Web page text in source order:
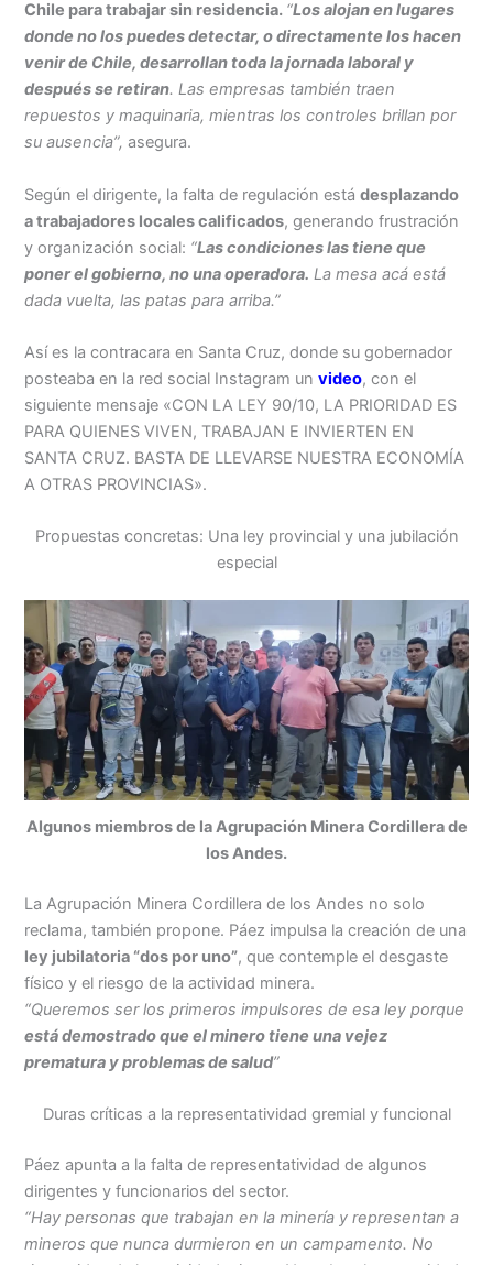
Chile para trabajar sin residencia. “Los alojan en lugares
donde no los puedes detectar, o directamente los hacen
venir de Chile, desarrollan toda la jornada laboral y
después se retiran. Las empresas también traen
repuestos y maquinaria, mientras los controles brillan por
su ausencia”,asegura.
Según el dirigente, la falta de regulación estádesplazando
a trabajadores locales calificados, generando frustración
y organización social: “Las condiciones las tiene que
poner el gobierno, no una operadora. La mesa acá está
dada vuelta, las patas para arriba.”
Así es la contracara en Santa Cruz, donde su gobernador
posteaba en la red social Instagram unvideo, con el
siguiente mensaje «CON LA LEY 90/10, LA PRIORIDAD ES
PARA QUIENES VIVEN, TRABAJAN E INVIERTEN EN
SANTA CRUZ. BASTA DE LLEVARSE NUESTRA ECONOMÍA
A OTRAS PROVINCIAS».
Propuestas concretas: Una ley provincial y una jubilación
especial
Algunos miembros de la Agrupación Minera Cordillera de
los Andes.
La Agrupación Minera Cordillera de los Andes no solo
reclama, también propone. Páez impulsa la creación de una
ley jubilatoria “dos por uno”, que contemple el desgaste
físico y el riesgo de la actividad minera.
“Queremos ser los primeros impulsores de esa ley porque
está demostrado que el minero tiene una vejez
prematura y problemas de salud”
Duras críticas a la representatividad gremial y funcional
Páez apunta a la falta de representatividad de algunos
dirigentes y funcionarios del sector.
“Hay personas que trabajan en la minería y representan a
mineros que nunca durmieron en un campamento. No